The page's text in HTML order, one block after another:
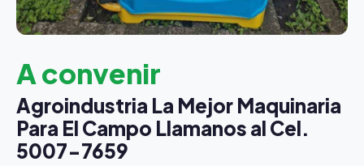
A convenir
Agroindustria La Mejor Maquinaria
Para El Campo Llamanos al Cel.
5007-7659